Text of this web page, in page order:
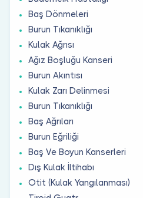
Baş Dönmeleri
Burun Tıkanıklığı
Kulak Ağrısı
Ağız Boşluğu Kanseri
Burun Akıntısı
Kulak Zarı Delinmesi
Burun Tıkanıklığı
Baş Ağrıları
Burun Eğriliği
Baş Ve Boyun Kanserleri
Dış Kulak İltihabı
Otit (Kulak Yangılanması)